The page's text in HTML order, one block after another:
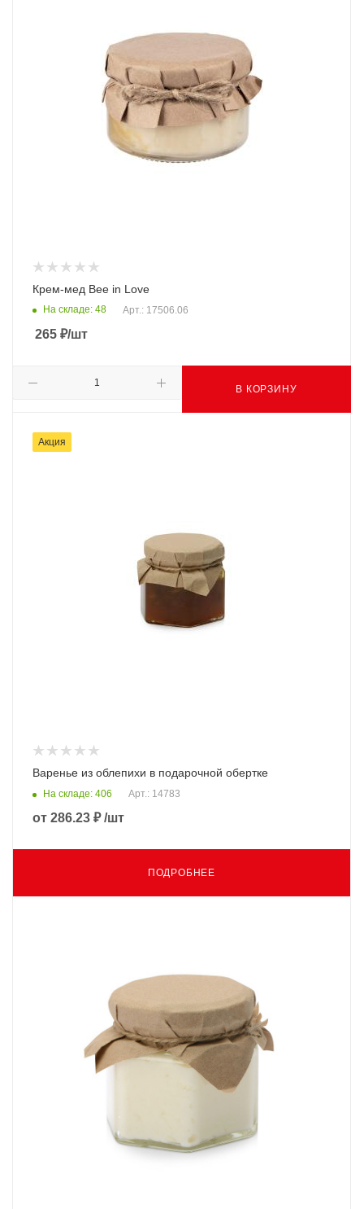
Крем-мед Bee in Love
На складе: 48 Арт.: 17506.06
265 ₽/шт
В КОРЗИНУ
Акция
Варенье из облепихи в подарочной обертке
На складе: 406 Арт.: 14783
от 286.23 ₽ /шт
ПОДРОБНЕЕ